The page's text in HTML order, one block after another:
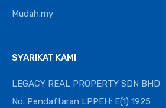
Mudah.my
SYARIKAT KAMI
LEGACY REAL PROPERTY SDN BHD
No. Pendaftaran LPPEH: E(1) 1925